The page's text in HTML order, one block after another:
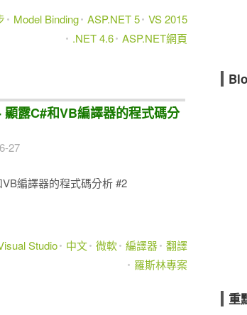
Model Binding ASP.NET 5 VS 2015
.NET 4.6 ASP.NET網頁
露C#和VB編譯器的程式碼分
27
編譯器的程式碼分析 #2
Studio 中文 微軟 編譯器 翻譯
羅斯林專案
重